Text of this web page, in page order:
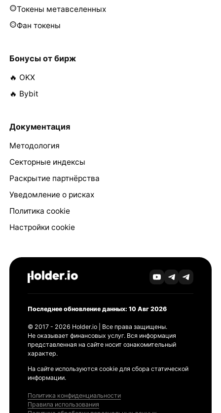
Токены метавселенных
Фан токены
Бонусы от бирж
🔥 OKX
🔥 Bybit
Документация
Методология
Секторные индексы
Раскрытие партнёрства
Уведомление о рисках
Политика cookie
Настройки cookie
Последнее обновление данных: 10 Авг 2026
© 2017 - 2026 Holder.io | Все права защищены.
Не оказывает финансовых услуг. Вся информация
представленная на сайте носит ознакомительный
характер.
На сайте используются cookie для сбора статической
информации.
Политика конфиденциальности
Правила использования